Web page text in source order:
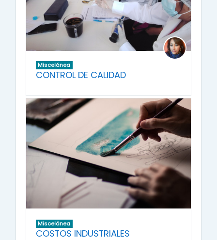
Miscelánea
CONTROL DE CALIDAD
Miscelánea
COSTOS INDUSTRIALES